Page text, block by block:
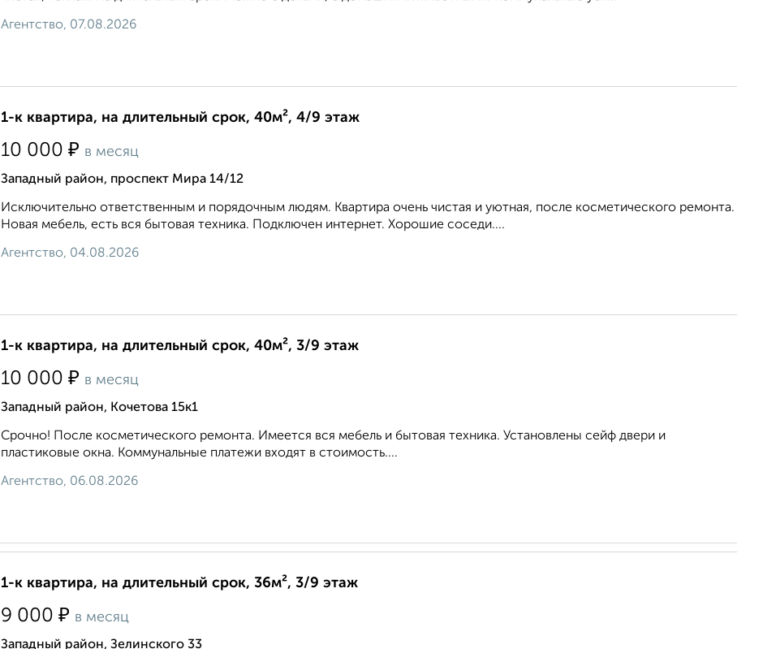
Агентство, 07.08.2026
1-к квартира, на длительный срок, 40м², 4/9 этаж
10 000 ₽ в месяц
Западный район, проспект Мира 14/12
Исключительно ответственным и порядочным людям. Квартира очень чистая и уютная, после косметического ремонта.
Новая мебель, есть вся бытовая техника. Подключен интернет. Хорошие соседи....
Агентство, 04.08.2026
1-к квартира, на длительный срок, 40м², 3/9 этаж
10 000 ₽ в месяц
Западный район, Кочетова 15к1
Срочно! После косметического ремонта. Имеется вся мебель и бытовая техника. Установлены сейф двери и
пластиковые окна. Коммунальные платежи входят в стоимость....
Агентство, 06.08.2026
1-к квартира, на длительный срок, 36м², 3/9 этаж
9 000 ₽ в месяц
Западный район, Зелинского 33